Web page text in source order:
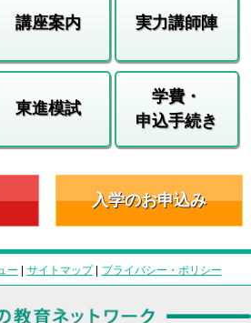
講座案内 実力講師陣
東進模試
学費・
申込手続き
入学のお申込み
ー | サイトマップ| プライバシー・ポリシー